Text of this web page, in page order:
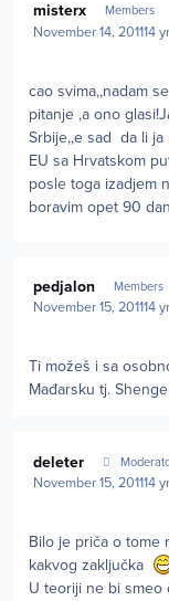
misterx Members
November 14, 201114 yr
cao svima,,nadam
pitanje ,a ono
Srbije,,e sad da li ja
EU sa Hrvatskom
posle toga izadjem
boravim opet 90
pedjalon Members
November 15, 201114 yr
Ti možeš i sa
Mađarsku tj.
deleter
November 15, 201114 yr
Bilo je priča o tome
kakvog zaključka
U teoriji ne bi smeo